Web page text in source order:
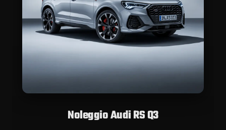
Noleggio Audi RS Q3